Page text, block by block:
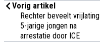
Vorig artikel
Rechter beveelt vrijlating
5-jarige jongen na
arrestatie door ICE